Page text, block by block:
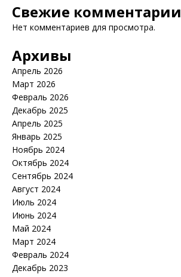
Свежие комментарии
Нет комментариев для просмотра.
Архивы
Апрель 2026
Март 2026
Февраль 2026
Декабрь 2025
Апрель 2025
Январь 2025
Ноябрь 2024
Октябрь 2024
Сентябрь 2024
Август 2024
Июль 2024
Июнь 2024
Май 2024
Март 2024
Февраль 2024
Декабрь 2023